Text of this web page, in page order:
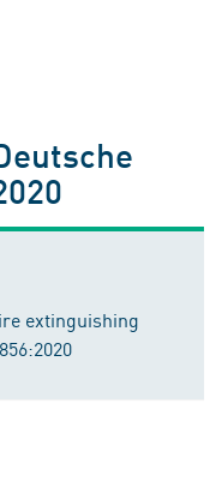
extinguishing